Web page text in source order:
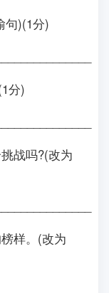
喻句)(1分)
)(1分)
战吗?(改为
样。(改为